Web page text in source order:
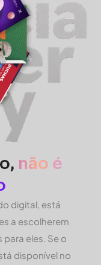
não é
digital, está
a escolherem
eles. Se o
disponível no